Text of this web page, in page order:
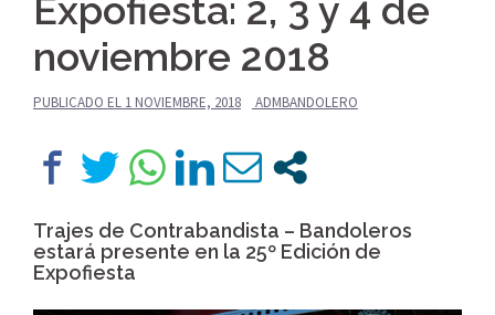
Expofiesta: 2, 3 y 4 de
noviembre 2018
PUBLICADO EL 1 NOVIEMBRE, 2018 ADMBANDOLERO
Trajes de Contrabandista – Bandoleros
estará presente en la 25º Edición de
Expofiesta